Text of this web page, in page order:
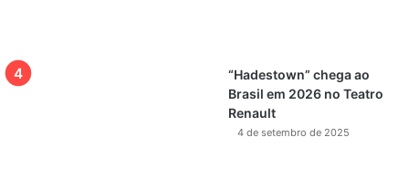
“Hadestown” chega ao
Brasil em 2026 no Teatro
Renault
4 de setembro de 2025